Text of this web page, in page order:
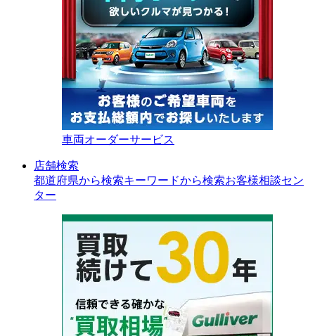
車両オーダーサービス
店舗検索
都道府県から検索キーワードから検索お客様相談セン
ター